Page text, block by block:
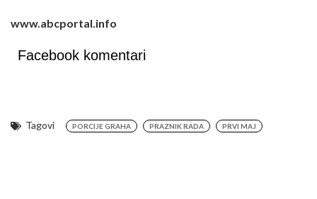
www.abcportal.info
Facebook komentari
Tagovi PORCIJE GRAHA PRAZNIK RADA PRVI MAJ